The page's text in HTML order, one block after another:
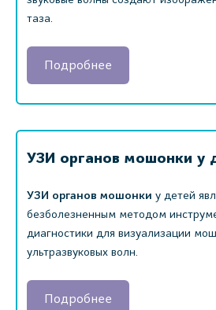
таза.
Подробнее
УЗИ органов мошонки у
УЗИ органов мошонки у детей
безболезненным методом
диагностики для визуализации
ультразвуковых волн.
Подробнее